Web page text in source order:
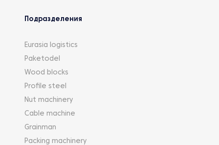
Подразделения
Eurasia logistics
Paketodel
Wood blocks
Profile steel
Nut machinery
Cable machine
Grainman
Packing machinery